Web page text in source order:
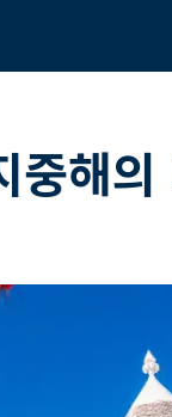
중해